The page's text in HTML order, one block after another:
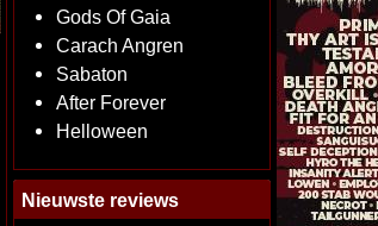
Gods Of Gaia
Carach Angren
Sabaton
After Forever
Helloween
Nieuwste reviews